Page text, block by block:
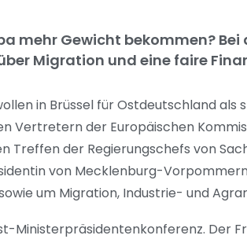
mehr Gewicht bekommen? Bei
Migration und eine faire
in Brüssel für Ostdeutschland als
Vertretern der Europäischen
Treffen der Regierungschefs von
von Mecklenburg-
um Migration, Industrie- und
Ministerpräsidentenkonferenz. Der